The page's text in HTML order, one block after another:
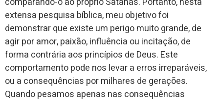
extensa pesquisa bíblica, meu objetivo foi
demonstrar que existe um perigo muito grande, de
agir por amor, paixão, influência ou incitação, de
forma contrária aos princípios de Deus. Este
comportamento pode nos levar a erros irreparáveis,
ou a consequências por milhares de gerações.
Quando pesamos apenas nas consequências